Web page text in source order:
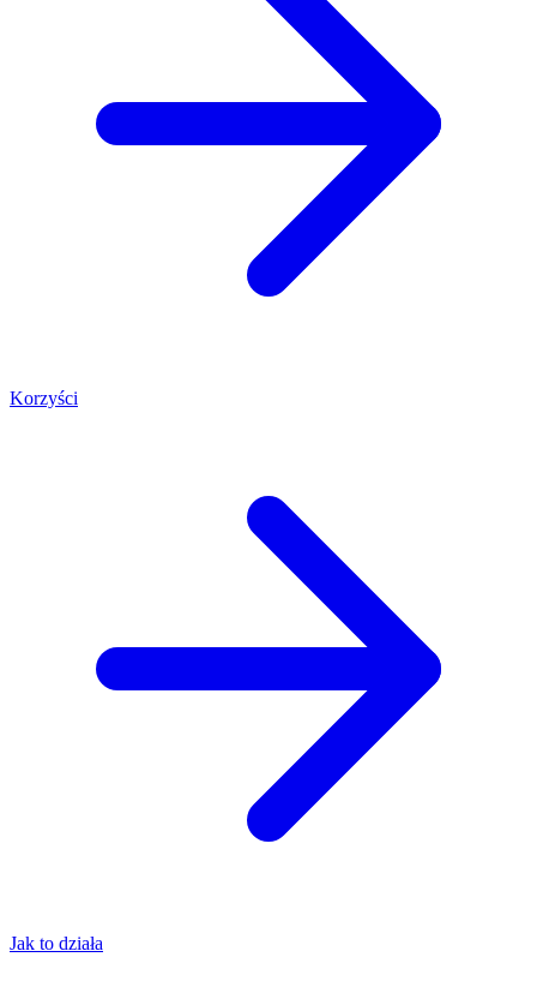
Korzyści
Jak to działa